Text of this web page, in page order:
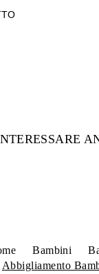
Bambini
Abbigliamento